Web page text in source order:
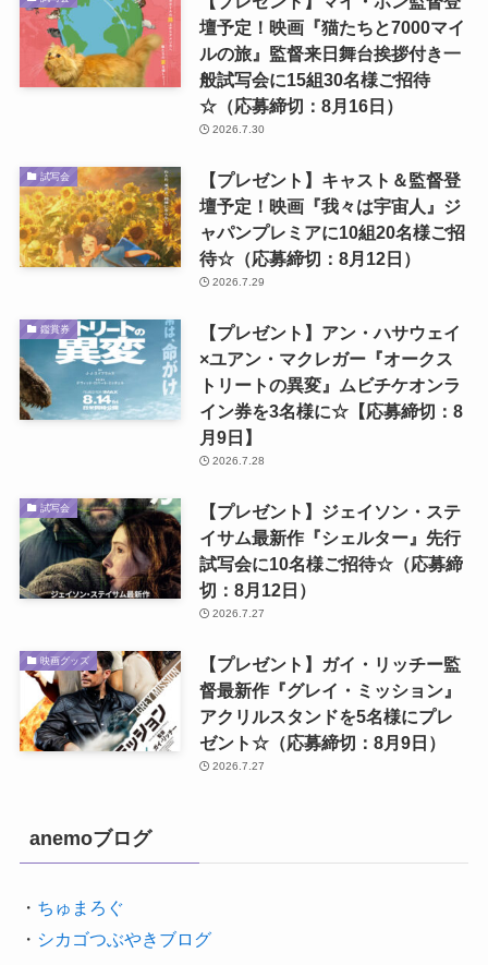
壇予定！映画『猫たちと7000マイ
ルの旅』監督来日舞台挨拶付き一
般試写会に15組30名様ご招待
☆（応募締切：8月16日）
2026.7.30
試写会
【プレゼント】キャスト＆監督登
壇予定！映画『我々は宇宙人』ジ
ャパンプレミアに10組20名様ご招
待☆（応募締切：8月12日）
2026.7.29
鑑賞券
【プレゼント】アン・ハサウェイ
×ユアン・マクレガー『オークス
トリートの異変』ムビチケオンラ
イン券を3名様に☆【応募締切：8
月9日】
2026.7.28
試写会
【プレゼント】ジェイソン・ステ
イサム最新作『シェルター』先行
試写会に10名様ご招待☆（応募締
切：8月12日）
2026.7.27
映画グッズ
【プレゼント】ガイ・リッチー監
督最新作『グレイ・ミッション』
アクリルスタンドを5名様にプレ
ゼント☆（応募締切：8月9日）
2026.7.27
anemoブログ
・ ちゅまろぐ
・ シカゴつぶやきブログ